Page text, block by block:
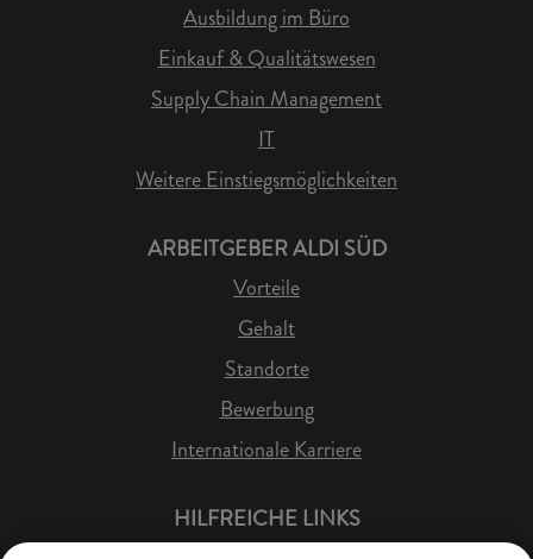
Ausbildung im Büro
Einkauf & Qualitätswesen
Supply Chain Management
IT
Weitere Einstiegsmöglichkeiten
ARBEITGEBER ALDI SÜD
Vorteile
Gehalt
Standorte
Bewerbung
Internationale Karriere
HILFREICHE LINKS